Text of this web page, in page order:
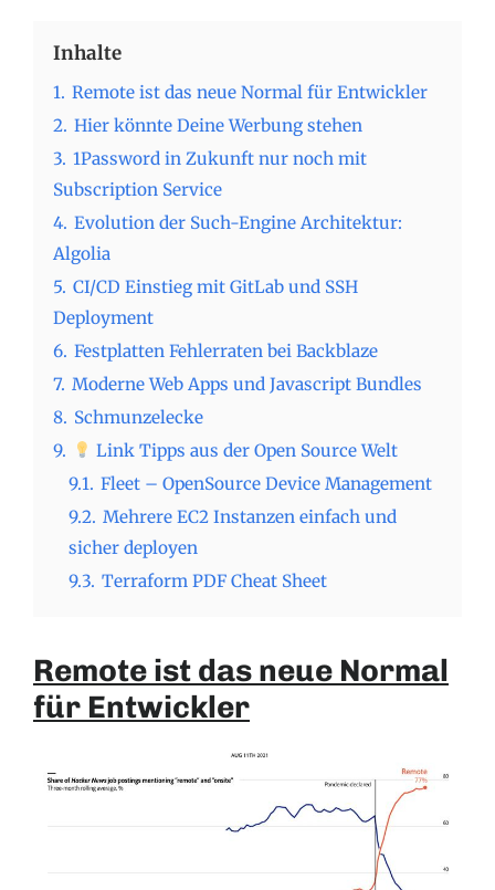
Inhalte
1. Remote ist das neue Normal für Entwickler
2. Hier könnte Deine Werbung stehen
3. 1Password in Zukunft nur noch mit
Subscription Service
4. Evolution der Such-Engine Architektur:
Algolia
5. CI/CD Einstieg mit GitLab und SSH
Deployment
6. Festplatten Fehlerraten bei Backblaze
7. Moderne Web Apps und Javascript Bundles
8. Schmunzelecke
9.
Link Tipps aus der Open Source Welt
9.1. Fleet – OpenSource Device Management
9.2. Mehrere EC2 Instanzen einfach und
sicher deployen
9.3. Terraform PDF Cheat Sheet
Remote ist das neue Normal
für Entwickler